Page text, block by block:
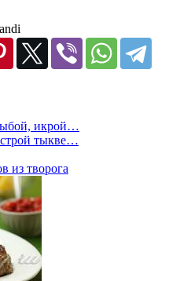
икрой…
тыкве…
из творога